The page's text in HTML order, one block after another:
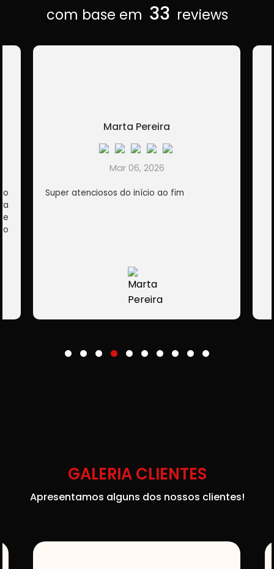
com base em 33 reviews
Marta Pereira
Mar 06, 2026
Super atenciosos do início ao fim
GALERIA CLIENTES
Apresentamos alguns dos nossos clientes!